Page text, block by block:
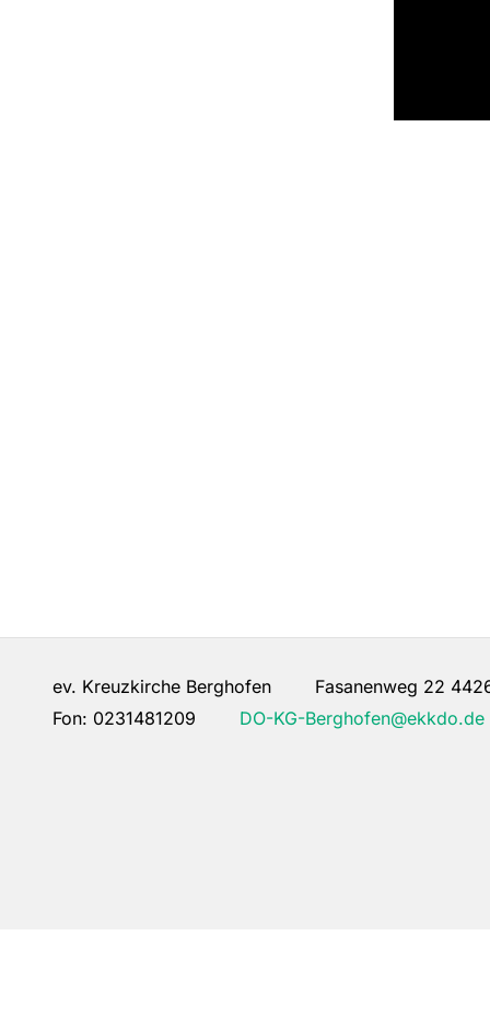
ev. Kreuzkirche Berghofen Fasanenweg 22
Fon: 0231481209 DO-KG-Berghofen@ekkdo.de